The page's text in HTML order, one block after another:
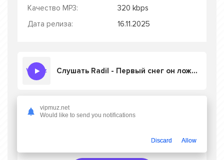
Качество MP3:
320 kbps
Дата релиза:
16.11.2025
Слушать Radil - Первый снег он ложится на ветви вновь
Скачать песню Radil - Первый снег он
vipmuz.net
Would like to send you notifications
Discard Allow